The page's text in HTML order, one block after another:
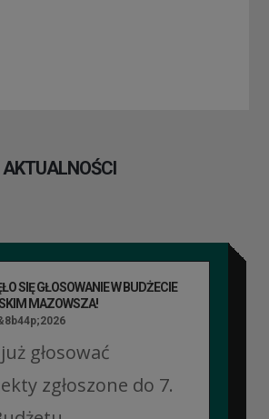
SIĘ GŁOSOWANIE W BUDŻECIE
MAZOWSZA!
głosować
zgłoszone do 7.